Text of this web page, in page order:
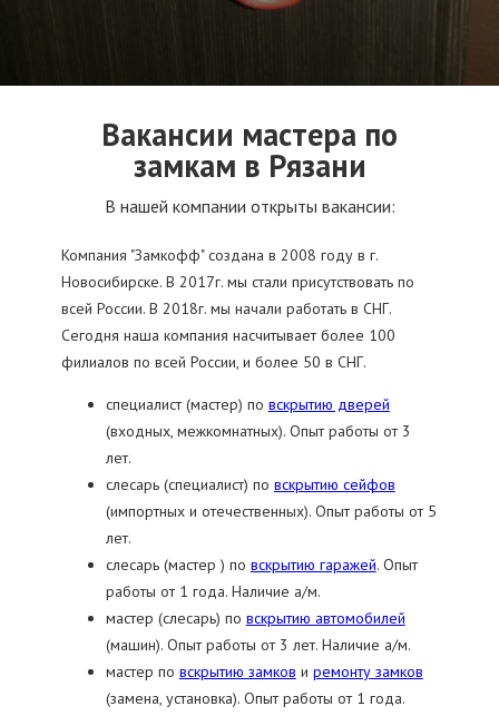
Вакансии мастера по
замкам в Рязани
В нашей компании открыты вакансии:
Компания "Замкофф" создана в 2008 году в г.
Новосибирске. В 2017г. мы стали присутствовать по
всей России. В 2018г. мы начали работать в СНГ.
Сегодня наша компания насчитывает более 100
филиалов по всей России, и более 50 в СНГ.
специалист (мастер) по вскрытию дверей
(входных, межкомнатных). Опыт работы от 3
лет.
слесарь (специалист) по вскрытию сейфов
(импортных и отечественных). Опыт работы от 5
лет.
слесарь (мастер ) по вскрытию гаражей. Опыт
работы от 1 года. Наличие а/м.
мастер (слесарь) по вскрытию автомобилей
(машин). Опыт работы от 3 лет. Наличие а/м.
мастер по вскрытию замков и ремонту замков
(замена, установка). Опыт работы от 1 года.